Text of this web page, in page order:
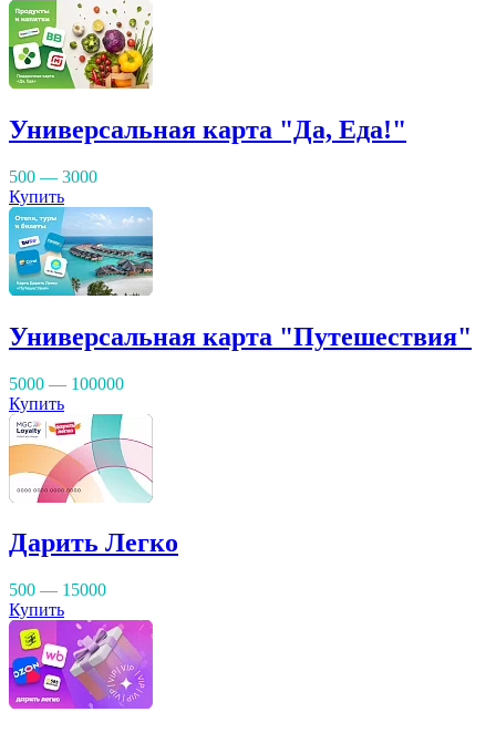
Универсальная карта "Да, Еда!"
500 — 3000
Купить
Универсальная карта "Путешествия"
5000 — 100000
Купить
Дарить Легко
500 — 15000
Купить